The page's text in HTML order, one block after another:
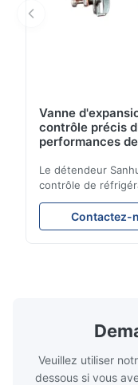
Vanne
contrôle précis
performances
réfrigération de
Le détendeur
contrôle de
performance
réfrigération de
fourgonnettes
Contactez-
Veuillez utiliser
dessous si vous